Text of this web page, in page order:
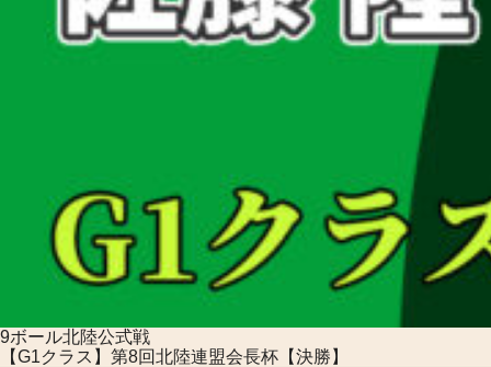
9ボール北陸公式戦
【G1クラス】第8回北陸連盟会長杯【決勝】